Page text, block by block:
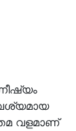
വളമാണ്